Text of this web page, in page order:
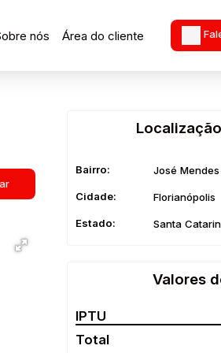
Área do cliente
nós
Bairro: José Mendes
Cidade: Florianópolis
Estado: Santa
Valores